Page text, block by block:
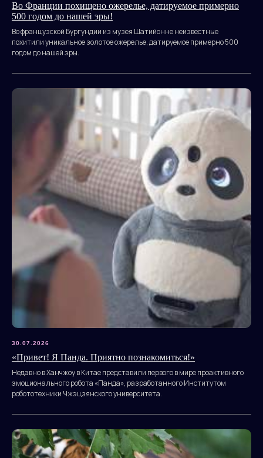
Во Франции похищено ожерелье, датируемое примерно
500 годом до нашей эры!
Во французской Бургундии из музея Шатийонне неизвестные
похитили уникальное золотое ожерелье, датируемое примерно 500
годом до нашей эры.
30.07.2026
«Привет! Я Панда. Приятно познакомиться!»
Недавно в Ханчжоу в Китае представили первого в мире проактивного
эмоционального робота «Панда», разработанного Институтом
робототехники Чжэцзянского университета.